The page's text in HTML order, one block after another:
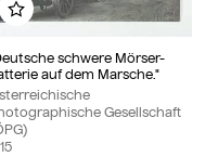
schwere Mörser-
auf dem Marsche."
Gesellschaft
Zu meinem Album